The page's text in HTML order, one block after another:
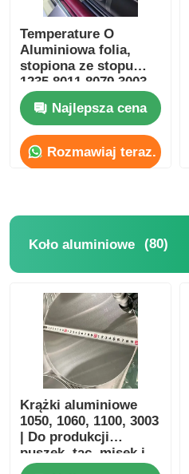
Temperature O
Aluminiowa folia,
stopiona ze stopu
1235 8011 8079 3003
Materiał do opakowań
spożywczych,
izolacja, ochrona
cieplna i
przewodność
Najlepsza cena
Rozmawiaj teraz.
Koło aluminiowe (80)
Krążki aluminiowe
1050, 1060, 1100, 3003
| Do produkcji
puszek, tac, misek i
butelek aluminiowych